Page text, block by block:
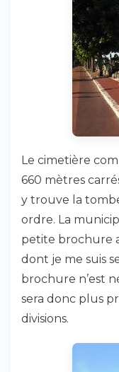
Le cimetière
660 mètres
y trouve la
ordre. La
petite brochure
dont je me suis
brochure n’est
sera donc plus
divisions.